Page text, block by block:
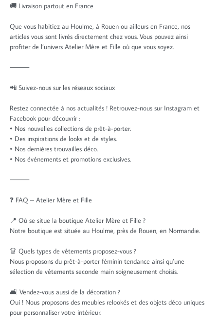
🚚 Livraison partout en France
Que vous habitiez au Houlme, à Rouen ou ailleurs en France, nos
articles vous sont livrés directement chez vous. Vous pouvez ainsi
profiter de l’univers Atelier Mère et Fille où que vous soyez.
⸻
📲 Suivez-nous sur les réseaux sociaux
Restez connectée à nos actualités ! Retrouvez-nous sur Instagram et
Facebook pour découvrir :
• Nos nouvelles collections de prêt-à-porter.
• Des inspirations de looks et de styles.
• Nos dernières trouvailles déco.
• Nos événements et promotions exclusives.
⸻
❓ FAQ – Atelier Mère et Fille
📍 Où se situe la boutique Atelier Mère et Fille ?
Notre boutique est située au Houlme, près de Rouen, en Normandie.
👗 Quels types de vêtements proposez-vous ?
Nous proposons du prêt-à-porter féminin tendance ainsi qu’une
sélection de vêtements seconde main soigneusement choisis.
🛋️ Vendez-vous aussi de la décoration ?
Oui ! Nous proposons des meubles relookés et des objets déco uniques
pour personnaliser votre intérieur.